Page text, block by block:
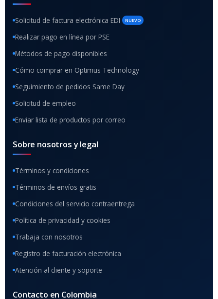
Solicitud de factura electrónica EDI NUEVO
Realizar pago en línea por PSE
Métodos de pago disponibles
Cómo comprar en Optimus Technology
Seguimiento de pedidos Same Day
Solicitud de empleo
Enviar lista de productos por correo
Sobre nosotros y legal
Términos y condiciones
Términos de envíos gratis
Condiciones del servicio contraentrega
Política de privacidad y cookies
Trabaja con nosotros
Registro de facturación electrónica
Atención al cliente y soporte
Contacto en Colombia